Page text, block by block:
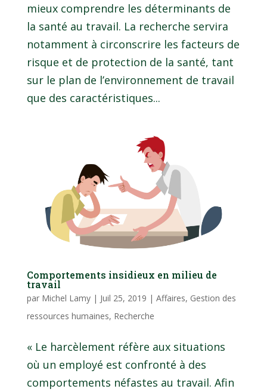
mieux comprendre les déterminants de
la santé au travail. La recherche servira
notamment à circonscrire les facteurs de
risque et de protection de la santé, tant
sur le plan de l’environnement de travail
que des caractéristiques...
Comportements insidieux en milieu de
travail
par Michel Lamy| Juil 25, 2019 | Affaires, Gestion des
ressources humaines, Recherche
« Le harcèlement réfère aux situations
où un employé est confronté à des
comportements néfastes au travail. Afin